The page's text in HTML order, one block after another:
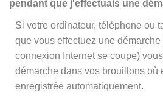
pendant que j'effectuais une
Si votre ordinateur, téléphone ou
que vous effectuez une démarche
connexion Internet se coupe)
démarche dans vos brouillons où
enregistrée automatiquement.